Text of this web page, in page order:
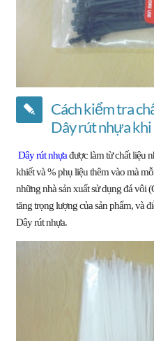
Cách kiểm tra
Dây rút nhựa khi
Dây rút nhựađược làm từ chất liệu
khiết và % phụ liệu thêm vào mà
những nhà sản xuất sử dụng đá vôi
tăng trọng lượng của sản phẩm, và
Dây rút nhựa.